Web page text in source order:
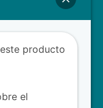
producto
el